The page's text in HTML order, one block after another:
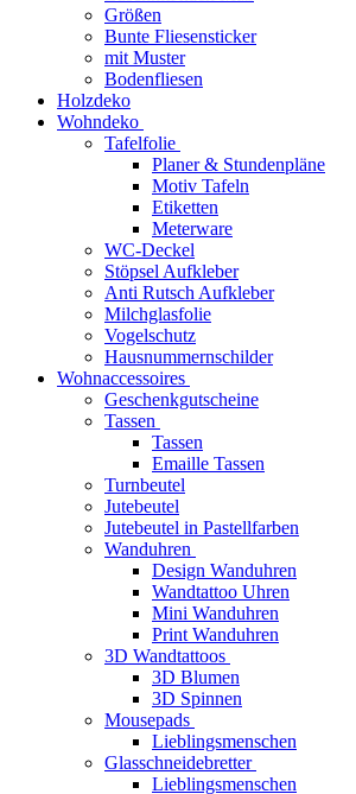
Größen
Bunte Fliesensticker
mit Muster
Bodenfliesen
Holzdeko
Wohndeko
Tafelfolie
Planer & Stundenpläne
Motiv Tafeln
Etiketten
Meterware
WC-Deckel
Stöpsel Aufkleber
Anti Rutsch Aufkleber
Milchglasfolie
Vogelschutz
Hausnummernschilder
Wohnaccessoires
Geschenkgutscheine
Tassen
Tassen
Emaille Tassen
Turnbeutel
Jutebeutel
Jutebeutel in Pastellfarben
Wanduhren
Design Wanduhren
Wandtattoo Uhren
Mini Wanduhren
Print Wanduhren
3D Wandtattoos
3D Blumen
3D Spinnen
Mousepads
Lieblingsmenschen
Glasschneidebretter
Lieblingsmenschen